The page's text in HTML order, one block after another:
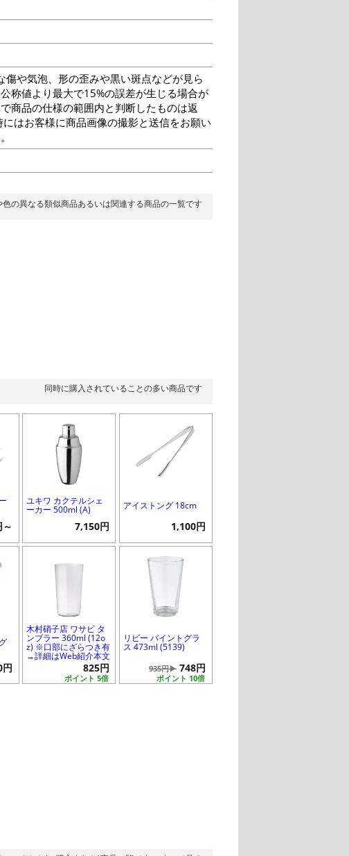
や気泡、形の歪みや黒い斑点などが見ら
称値より最大で15%の誤差が生じる場合が
商品の仕様の範囲内と判断したものは返
はお客様に商品画像の撮影と送信をお願い
色の異なる類似商品あるいは関連する商品の一覧です
同時に購入されていることの多い商品です
ユキワ カクテルシェ
ーカー 500ml (A)
7,150円
アイストング 18cm
1,100円
円
木村硝子店 ワサビ タ
ンブラー 360ml (12o
z) ※口部にざらつき有
→詳細はWeb紹介本文
ポイント 5倍
825円
リビー パイントグラ
ス 473ml (5139)
ポイント 10倍
935円▶ 748円